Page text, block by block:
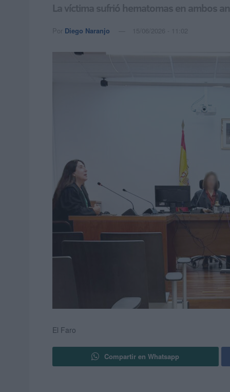
La víctima sufrió hematomas en ambos
Por Diego Naranjo 15/06/2026 - 11:02
El Faro
Compartir en Whatsapp